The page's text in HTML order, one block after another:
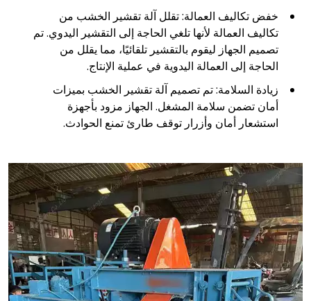
خفض تكاليف العمالة: تقلل آلة تقشير الخشب من
تكاليف العمالة لأنها تلغي الحاجة إلى التقشير اليدوي. تم
تصميم الجهاز ليقوم بالتقشير تلقائيًا، مما يقلل من
الحاجة إلى العمالة اليدوية في عملية الإنتاج.
زيادة السلامة: تم تصميم آلة تقشير الخشب بميزات
أمان تضمن سلامة المشغل. الجهاز مزود بأجهزة
استشعار أمان وأزرار توقف طارئ تمنع الحوادث.